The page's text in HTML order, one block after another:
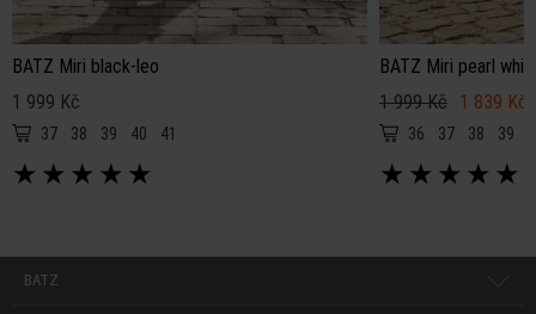
BATZ Miri black-leo
1 999 Kč
37 38 39 40 41
★ ★ ★ ★ ★
BATZ Miri pearl
1 999 Kč 1 839 Kč
36 37 38 39
★ ★ ★ ★ ★
BATZ